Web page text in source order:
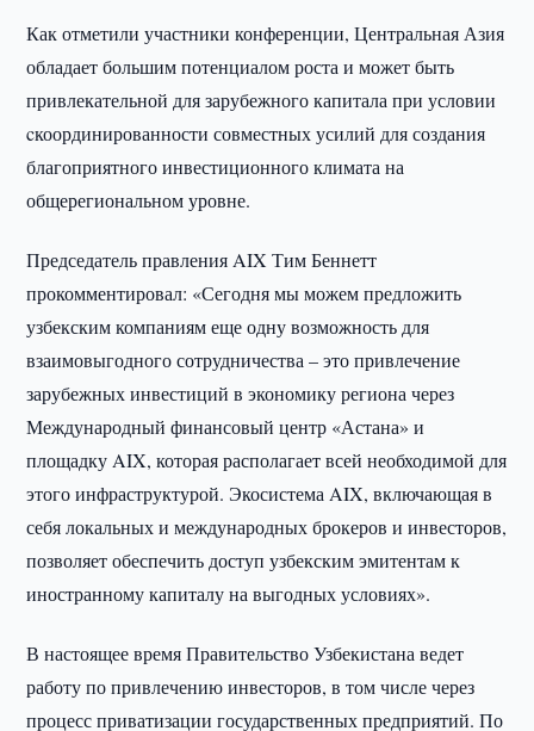
Как отметили участники конференции, Центральная Азия
обладает большим потенциалом роста и может быть
привлекательной для зарубежного капитала при условии
cкоординированности совместных усилий для создания
благоприятного инвестиционного климата на
общерегиональном уровне.
Председатель правления AIX Тим Беннетт
прокомментировал: «Сегодня мы можем предложить
узбекским компаниям еще одну возможность для
взаимовыгодного сотрудничества – это привлечение
зарубежных инвестиций в экономику региона через
Международный финансовый центр «Астана» и
площадку AIX, которая располагает всей необходимой для
этого инфраструктурой. Экосистема AIX, включающая в
себя локальных и международных брокеров и инвесторов,
позволяет обеспечить доступ узбекским эмитентам к
иностранному капиталу на выгодных условиях».
В настоящее время Правительство Узбекистана ведет
работу по привлечению инвесторов, в том числе через
процесс приватизации государственных предприятий. По